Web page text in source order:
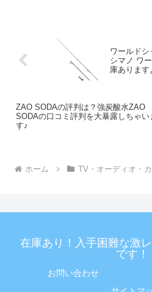
ワールドシ
シマノ ワ
庫あります
ZAO SODAの評判は？強炭酸水ZAO
SODAの口コミ評判を大暴露しちゃい
す♪
ホーム TV・オーディオ・
在庫あり！入手困難な激
です！
お問い合わせ